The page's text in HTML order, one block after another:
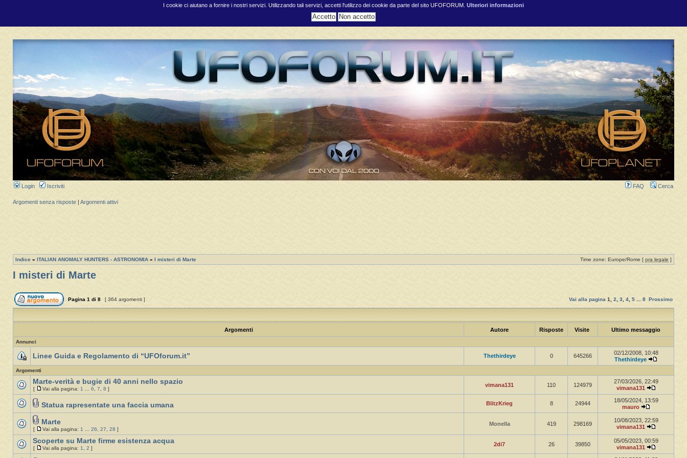
I cookie ci aiutano a fornire i nostri servizi. Utilizzando tali servizi, accetti l'utilizzo dei cookie da parte del sito UFOFORUM. Ulteriori informazioni
Login Iscriviti FAQ Cerca
Argomenti senza risposte Argomenti attivi
Indice » ITALIAN ANOMALY HUNTERS - ASTRONOMIA » I misteri di Marte Time zone: Europe/Rome [ ora legale ]
I misteri di Marte
Pagina 1 di 8 [ 364 argomenti ] Vai alla pagina 1, 2, 3, 4, 5 ... 8 Prossimo
Argomenti Autore Risposte Visite Ultimo messaggio
Annunci
Linee Guida e Regolamento di “UFOforum.it” Thethirdeye 0 645266
02/12/2008, 10:48
Thethirdeye
Argomenti
Marte-verità e bugie di 40 anni nello spazio
[ Vai alla pagina: 1 ... 6, 7, 8 ]
vimana131 110 124979
27/03/2026, 22:49
vimana131
Statua rapresentate una faccia umana BlitzKrieg 8 24944
18/05/2024, 13:59
mauro
Marte
[ Vai alla pagina: 1 ... 26, 27, 28 ]
Monella 419 298169
10/08/2023, 22:59
vimana131
Scoperte su Marte firme esistenza acqua
[ Vai alla pagina: 1, 2 ]
2di7 26 39850
05/05/2023, 00:59
vimana131